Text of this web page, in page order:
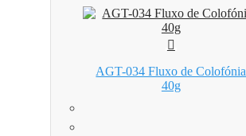
AGT-034 Fluxo de Colofónia
40g